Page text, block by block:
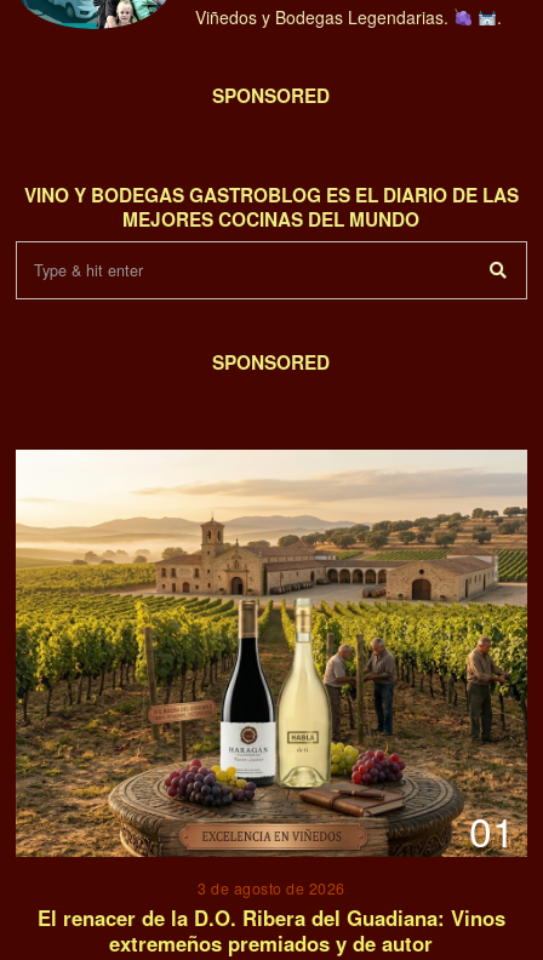
Viñedos y Bodegas Legendarias.
.
SPONSORED
VINO Y BODEGAS GASTROBLOG ES EL DIARIO DE LAS
MEJORES COCINAS DEL MUNDO
SPONSORED
01
3 de agosto de 2026
El renacer de la D.O. Ribera del Guadiana: Vinos
extremeños premiados y de autor